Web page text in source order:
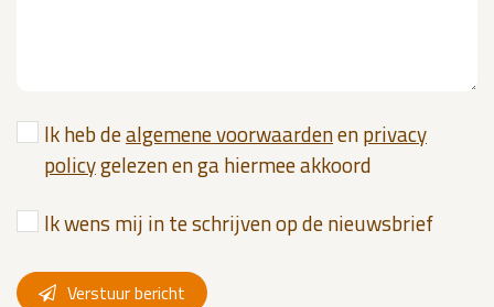
Ik heb dealgemene voorwaardenenprivacy
policygelezen en ga hiermee akkoord
Ik wens mij in te schrijven op de nieuwsbrief
Verstuur bericht